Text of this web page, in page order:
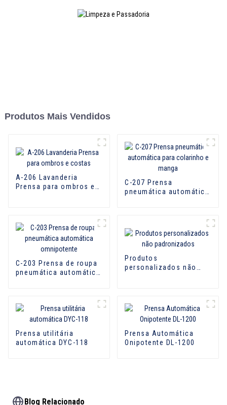
Produtos Mais Vendidos
A-206 Lavanderia
Prensa para ombros e
C-207 Prensa
pneumática automática
C-203 Prensa de roupa
pneumática automática
Produtos
personalizados não
Prensa utilitária
automática DYC-118
Prensa Automática
Onipotente DL-1200
Blog Relacionado